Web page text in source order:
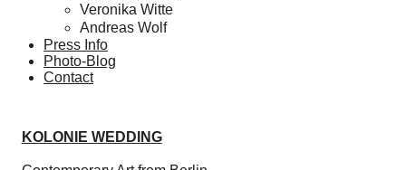
Veronika Witte
Andreas Wolf
Press Info
Photo-Blog
Contact
KOLONIE WEDDING